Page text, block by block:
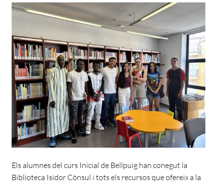
Els alumnes del curs Inicial de Bellpuig han conegut la
Biblioteca Isidor Cònsul i tots els recursos que ofereix a la